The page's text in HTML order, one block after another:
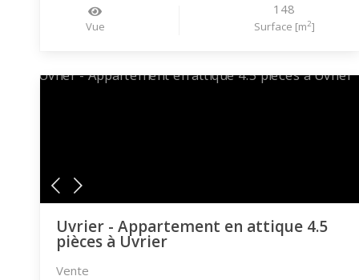
Vue
148
Surface [m2]
Uvrier - Appartement en attique 4.5
pièces à Uvrier
Vente